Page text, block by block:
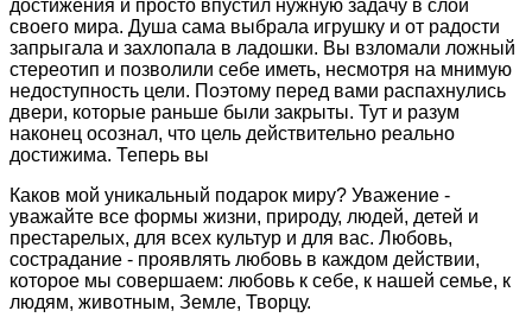
достижения и просто впустил нужную задачу в слой
своего мира. Душа сама выбрала игрушку и от радости
запрыгала и захлопала в ладошки. Вы взломали ложный
стереотип и позволили себе иметь, несмотря на мнимую
недоступность цели. Поэтому перед вами распахнулись
двери, которые раньше были закрыты. Тут и разум
наконец осознал, что цель действительно реально
достижима. Теперь вы
Каков мой уникальный подарок миру? Уважение -
уважайте все формы жизни, природу, людей, детей и
престарелых, для всех культур и для вас. Любовь,
сострадание - проявлять любовь в каждом действии,
которое мы совершаем: любовь к себе, к нашей семье, к
людям, животным, Земле, Творцу.